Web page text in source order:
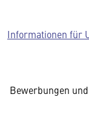
Informationen für
Bewerbungen